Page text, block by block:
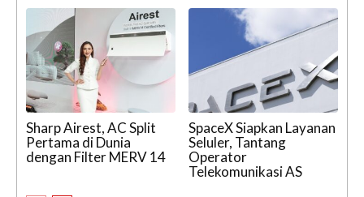
Sharp Airest, AC Split
Pertama di Dunia
dengan Filter MERV 14
SpaceX Siapkan Layanan
Seluler, Tantang
Operator
Telekomunikasi AS